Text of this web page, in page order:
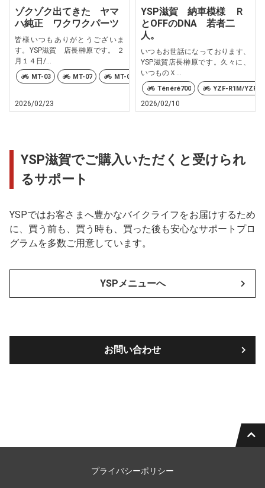
ゾクゾク出てきた ヤマ
ハ純正 ワクワクパーツ
皆様いつもありがとうございま
す。YSP滋賀 店長榊原です。 ２
月１４日/...
MT-03 MT-07 MT-07 Y-AMT MT-09
2026/02/23
YSP滋賀 納車模様 Ｒ
とOFFのDNA 若者二
人。
いつもお世話になっております、
YSP滋賀店長榊原です。久々に、
いつものＸ...
Ténéré700 YZF-R1M/YZF-
2026/02/10
YSP滋賀でご購入いただくと受けられ
るサポート
YSPではお客さまへ豊かなバイクライフをお届けするため
に、買う前も、買う時も、買った後も安心なサポートプロ
グラムを多数ご用意しています。
YSPメニューへ
お問い合わせ
プライバシーポリシー